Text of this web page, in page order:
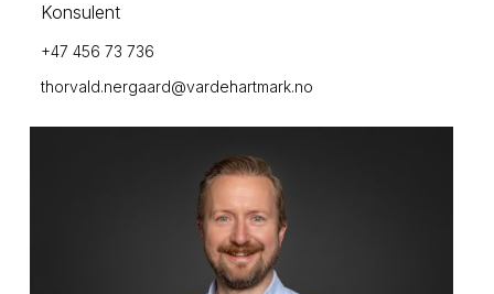
Konsulent
+47 456 73 736
thorvald.nergaard@vardehartmark.no